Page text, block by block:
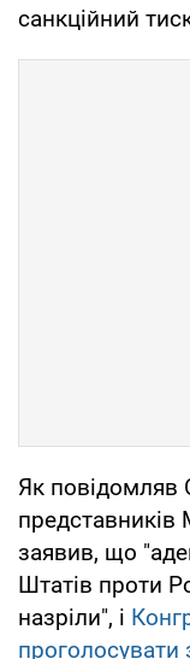
санкційний
Як повідомляв
заявив, що
Штатів проти
назріли", і
проголосувати